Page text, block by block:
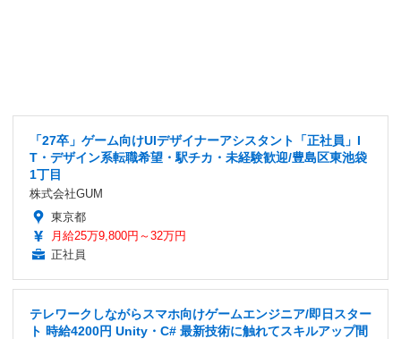
「27卒」ゲーム向けUIデザイナーアシスタント「正社員」I
T・デザイン系転職希望・駅チカ・未経験歓迎/豊島区東池袋
1丁目
株式会社GUM
東京都
月給25万9,800円～32万円
正社員
テレワークしながらスマホ向けゲームエンジニア/即日スター
ト 時給4200円 Unity・C# 最新技術に触れてスキルアップ間